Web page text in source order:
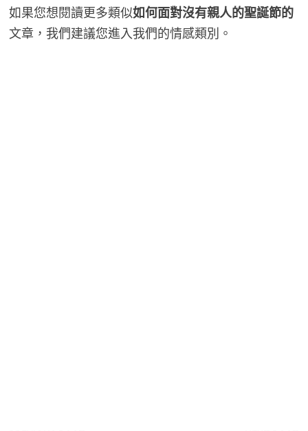
如果您想閱讀更多類似如何面對沒有親人的聖誕節的
文章，我們建議您進入我們的情感類別。